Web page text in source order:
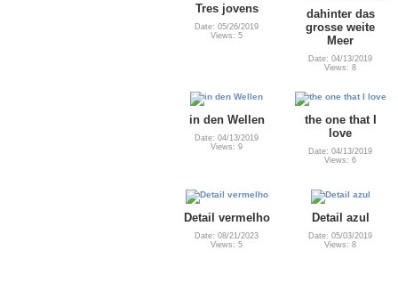
Tres jovens
Date: 05/26/2019
Views: 5
dahinter das
grosse weite
Meer
Date: 04/13/2019
Views: 8
in den Wellen
Date: 04/13/2019
Views: 9
the one that I
love
Date: 04/13/2019
Views: 6
Detail vermelho
Date: 08/21/2023
Views: 5
Detail azul
Date: 05/03/2019
Views: 8